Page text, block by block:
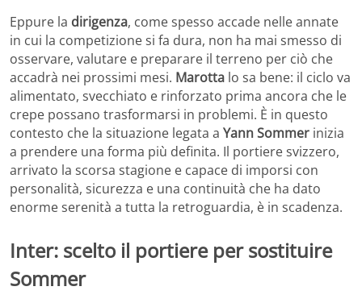
Eppure la dirigenza, come spesso accade nelle annate
in cui la competizione si fa dura, non ha mai smesso di
osservare, valutare e preparare il terreno per ciò che
accadrà nei prossimi mesi. Marotta lo sa bene: il ciclo va
alimentato, svecchiato e rinforzato prima ancora che le
crepe possano trasformarsi in problemi. È in questo
contesto che la situazione legata a Yann Sommer inizia
a prendere una forma più definita. Il portiere svizzero,
arrivato la scorsa stagione e capace di imporsi con
personalità, sicurezza e una continuità che ha dato
enorme serenità a tutta la retroguardia, è in scadenza.
Inter: scelto il portiere per sostituire
Sommer